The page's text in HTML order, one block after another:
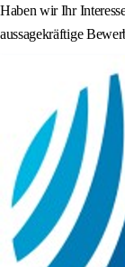
Haben wir Ihr
aussagekräftige